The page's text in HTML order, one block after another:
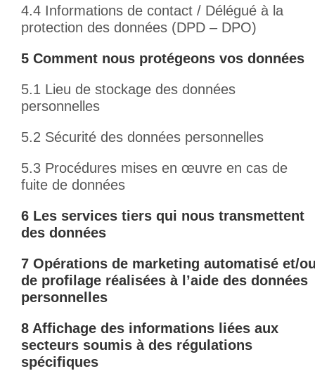
4.4 Informations de contact / Délégué à la
protection des données (DPD – DPO)
5 Comment nous protégeons vos données
5.1 Lieu de stockage des données
personnelles
5.2 Sécurité des données personnelles
5.3 Procédures mises en œuvre en cas de
fuite de données
6 Les services tiers qui nous transmettent
des données
7 Opérations de marketing automatisé et/
de profilage réalisées à l’aide des données
personnelles
8 Affichage des informations liées aux
secteurs soumis à des régulations
spécifiques